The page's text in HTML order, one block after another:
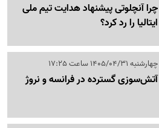
چرا آنچلوتی پیشنهاد هدایت تیم ملی
ایتالیا را رد کرد؟
چهارشنبه 1405/04/31 ساعت 17:25
آتش‌سوزی گسترده در فرانسه و نروژ